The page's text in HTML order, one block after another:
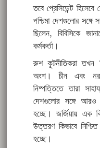
তবে প্রেসিডেন্ট
পশ্চিমা দেশগুলোর
ছিলেন, বিবিসিকে
কর্মকর্তা।
রুশ কূটনীতিকরা তখন
অংশ। চীন এবং
নিষ্পত্তিতে তারা
দেশগুলোর সঙ্গে আরও
হচ্ছে। জর্জিয়ায় এক
উত্তরণ কিভাবে
হচ্ছে।